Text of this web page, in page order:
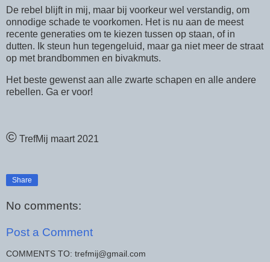
De rebel blijft in mij, maar bij voorkeur wel verstandig, om
onnodige schade te voorkomen. Het is nu aan de meest
recente generaties om te kiezen tussen op staan, of in
dutten. Ik steun hun tegengeluid, maar ga niet meer de straat
op met brandbommen en bivakmuts.
Het beste gewenst aan alle zwarte schapen en alle andere
rebellen. Ga er voor!
© TrefMij maart 2021
Share
No comments:
Post a Comment
COMMENTS TO: trefmij@gmail.com